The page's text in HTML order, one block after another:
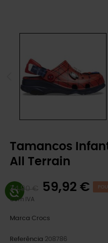
Tamancos
All Terrain
74,90 € 59,92 €
Com IVA
Marca Crocs
Referência 208786